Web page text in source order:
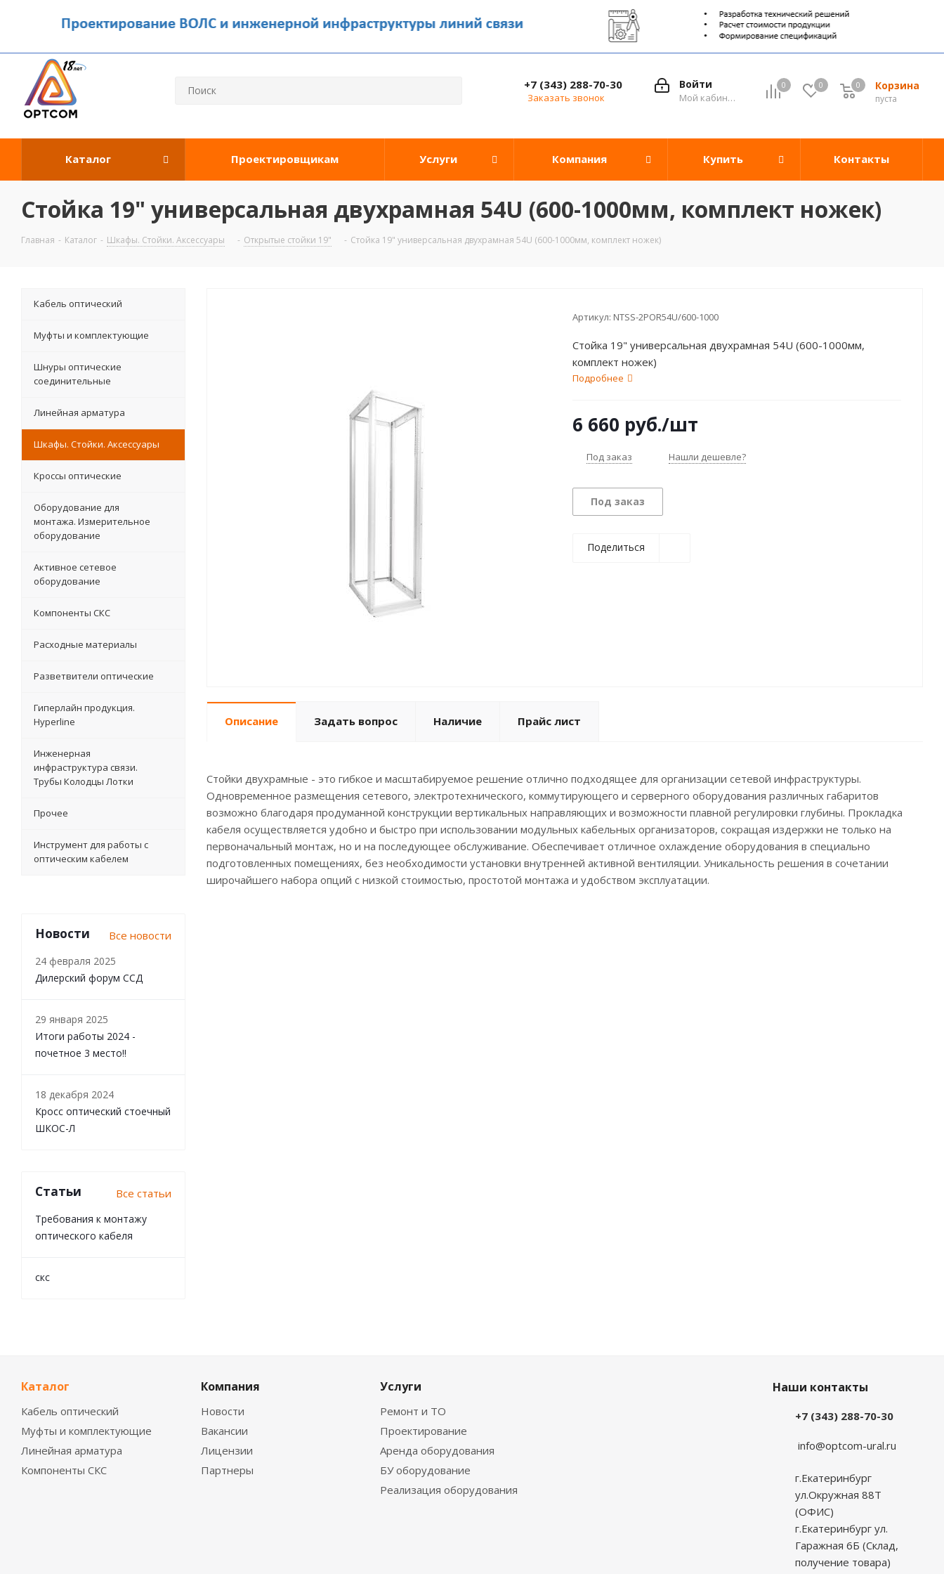
0 0 Корзина
0
пуста
0
Войти
Мой кабинет
+7 (343) 288-70-30
Заказать звонок
Каталог Проектировщикам Услуги Компания Купить Контакты
Стойка 19" универсальная двухрамная 54U (600-1000мм, комплект ножек)
Главная - Каталог - Шкафы. Стойки. Аксесcуары - Открытые стойки 19" - Стойка 19" универсальная двухрамная 54U (600-1000мм, комплект ножек)
Артикул: NTSS-2POR54U/600-1000
Стойка 19" универсальная двухрамная 54U (600-1000мм,
комплект ножек)
Подробнее
6 660 руб./шт
Под заказ Нашли дешевле?
Под заказ
Поделиться
Описание Задать вопрос Наличие Прайс лист
Стойки двухрамные - это гибкое и масштабируемое решение отлично подходящее для организации сетевой инфраструктуры.
Одновременное размещения сетевого, электротехнического, коммутирующего и серверного оборудования различных габаритов
возможно благодаря продуманной конструкции вертикальных направляющих и возможности плавной регулировки глубины. Прокладка
кабеля осуществляется удобно и быстро при использовании модульных кабельных организаторов, сокращая издержки не только на
первоначальный монтаж, но и на последующее обслуживание. Обеспечивает отличное охлаждение оборудования в специально
подготовленных помещениях, без необходимости установки внутренней активной вентиляции. Уникальность решения в сочетании
широчайшего набора опций с низкой стоимостью, простотой монтажа и удобством эксплуатации.
Кабель оптический
Муфты и комплектующие
Шнуры оптические
соединительные
Линейная арматура
Шкафы. Стойки. Аксесcуары
Кроссы оптические
Оборудование для
монтажа. Измерительное
оборудование
Активное сетевое
оборудование
Компоненты СКС
Расходные материалы
Разветвители оптические
Гиперлайн продукция.
Hyperline
Инженерная
инфраструктура связи.
Трубы Колодцы Лотки
Прочее
Инструмент для работы с
оптическим кабелем
Новости Все новости
24 февраля 2025
Дилерский форум ССД
29 января 2025
Итоги работы 2024 -
почетное 3 место!!
18 декабря 2024
Кросс оптический стоечный
ШКОС-Л
Статьи Все статьи
Требования к монтажу
оптического кабеля
скс
Каталог
Кабель оптический
Муфты и комплектующие
Линейная арматура
Компоненты СКС
Компания
Новости
Вакансии
Лицензии
Партнеры
Услуги
Ремонт и ТО
Проектирование
Аренда оборудования
БУ оборудование
Реализация оборудования
Наши контакты
+7 (343) 288-70-30
info@optcom-ural.ru
г.Екатеринбург
ул.Окружная 88Т
(ОФИС)
г.Екатеринбург ул.
Гаражная 6Б (Склад,
получение товара)